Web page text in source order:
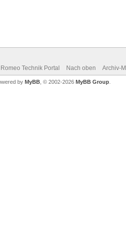
Technik Portal Nach oben Archiv-
by MyBB , © 2002-2026 MyBB Group